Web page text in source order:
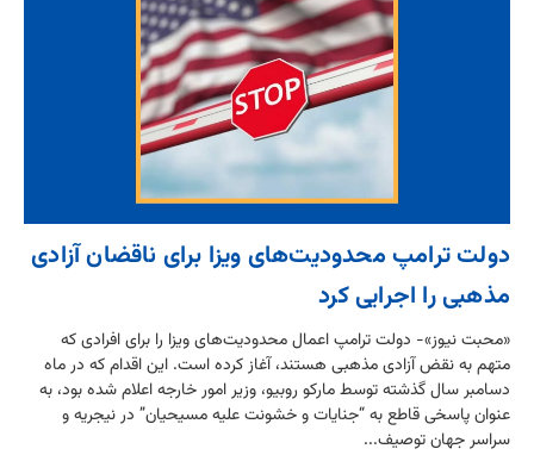
دولت ترامپ محدودیت‌های ویزا برای ناقضان آزادی
مذهبی را اجرایی کرد
«محبت نیوز»- دولت ترامپ اعمال محدودیت‌های ویزا را برای افرادی که
متهم به نقض آزادی مذهبی هستند، آغاز کرده است. این اقدام که در ماه
دسامبر سال گذشته توسط مارکو روبیو، وزیر امور خارجه اعلام شده بود، به
عنوان پاسخی قاطع به “جنایات و خشونت علیه مسیحیان” در نیجریه و
سراسر جهان توصیف...